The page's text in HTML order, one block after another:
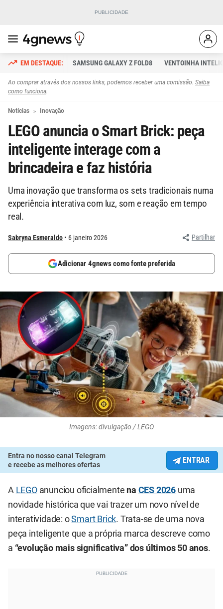
SAMSUNG GALAXY Z FOLD8 VENTOINHA
Ao comprar através dos nossos links, podemos receber uma comissão. Saiba
como funciona.
Notícias Inovação
LEGO anuncia o Smart Brick: peça
inteligente interage com a
brincadeira e faz história
Uma inovação que transforma os sets tradicionais numa
experiência interativa com luz, som e reação em tempo
real.
Sabryna Esmeraldo 6 janeiro 2026 Partilhar
Adicionar 4gnews como fonte preferida
Imagens: divulgação / LEGO
Entra no nosso canal Telegram
e recebe as melhores ofertas
ENTRAR
A LEGOanunciou oficialmente na CES 2026 uma
novidade histórica que vai trazer um novo nível de
interatividade: oSmart Brick. Trata-se de uma nova
peça inteligente que a própria marca descreve como
a “evolução mais significativa” dos últimos 50 anos.